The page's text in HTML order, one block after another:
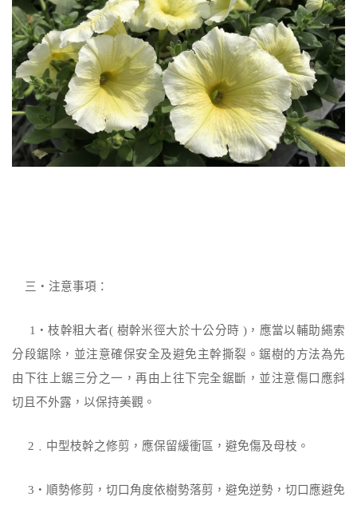
三‧注意事項：
1 ‧枝幹粗大者( 樹幹米徑大於十公分時 )，應當以輔助繩索
分段鋸除，並注意確保安全及避免主幹撕裂。鋸樹的方法為先
由下往上鋸三分之一，再由上往下完全鋸斷，並注意傷口應斜
切且不外露，以保持美觀。
2 ﹒中型枝幹之修剪，應保留緩衝區，避免傷及母枝。
3 ‧順勢修剪，切口角度依樹勢落剪，避免逆勢，切口應避免